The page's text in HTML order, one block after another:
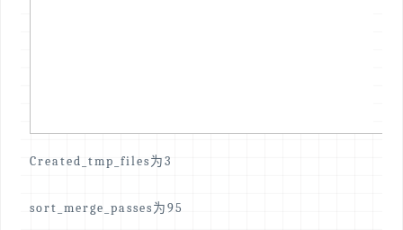
Created_tmp_files为3
sort_merge_passes为95